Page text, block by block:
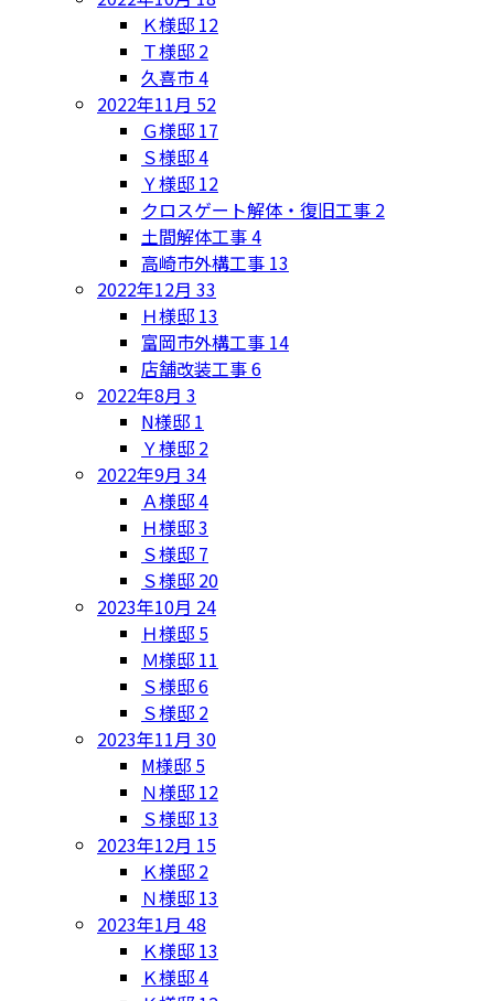
Ｋ様邸 12
Ｔ様邸 2
久喜市4
2022年11月 52
Ｇ様邸 17
Ｓ様邸4
Ｙ様邸 12
クロスゲート解体・復旧工事 2
土間解体工事4
高崎市外構工事 13
2022年12月 33
Ｈ様邸 13
富岡市外構工事 14
店舗改装工事6
2022年8月 3
N様邸 1
Ｙ様邸 2
2022年9月 34
Ａ様邸4
Ｈ様邸3
Ｓ様邸 7
Ｓ様邸 20
2023年10月 24
Ｈ様邸 5
Ｍ様邸 11
Ｓ様邸6
Ｓ様邸 2
2023年11月 30
M様邸 5
Ｎ様邸 12
Ｓ様邸 13
2023年12月 15
Ｋ様邸 2
Ｎ様邸 13
2023年1月 48
Ｋ様邸 13
Ｋ様邸4